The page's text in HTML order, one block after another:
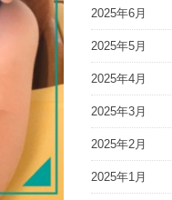
2025年6月
2025年5月
2025年4月
2025年3月
2025年2月
2025年1月